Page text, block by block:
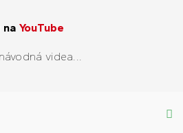
na YouTube
videa...